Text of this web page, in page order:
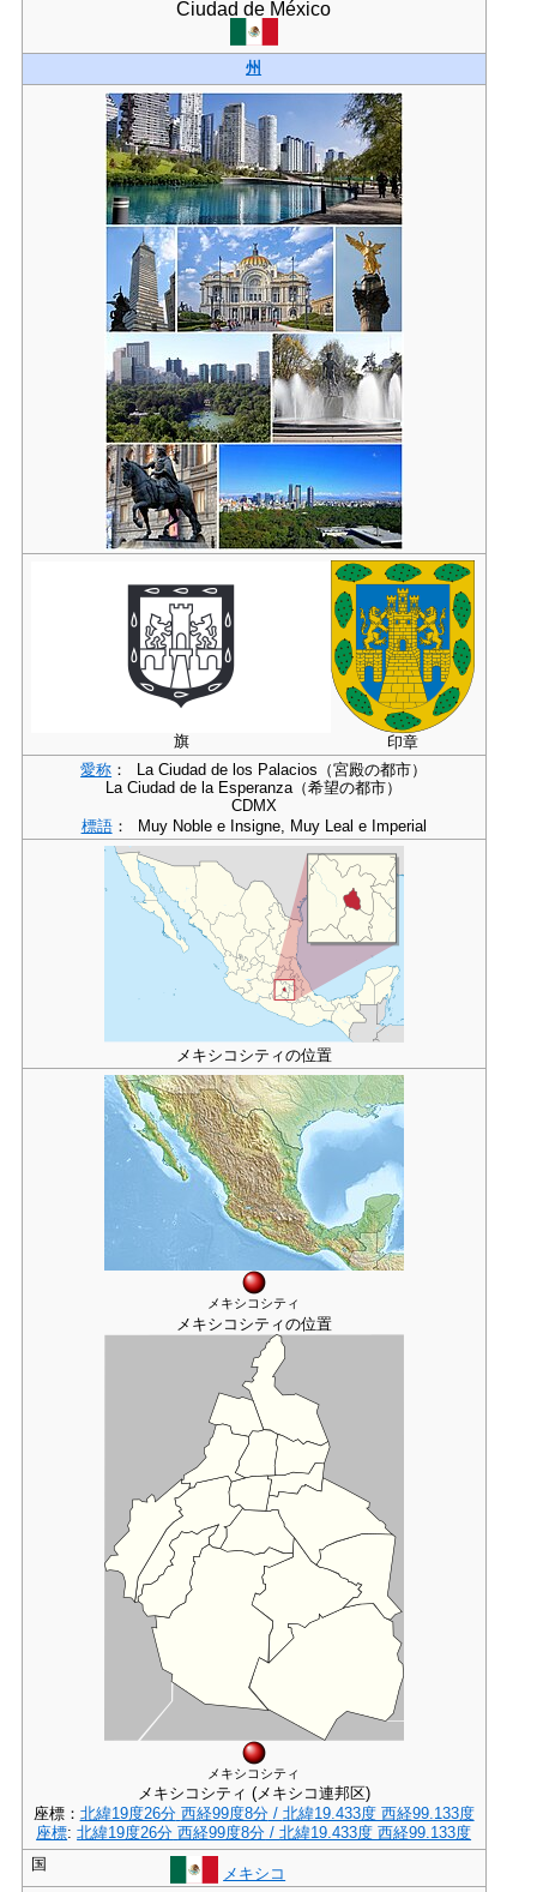
Ciudad de México
州
旗
印章
愛称 ： La Ciudad de los Palacios （宮殿の都市）
La Ciudad de la Esperanza（希望の都市）
CDMX
標語： Muy Noble e Insigne, Muy Leal e Imperial
メキシコシティの位置
メキシコシティ
メキシコシティの位置
メキシコシティ
メキシコシティ (メキシコ連邦区)
座標： 北緯19度26分 西経99度8分/ 北緯19.433度 西経99.133度
座標:北緯19度26分 西経99度8分 /北緯19.433度 西経99.133度
国
メキシコ